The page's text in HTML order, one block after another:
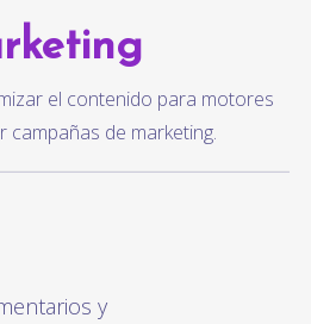
el contenido para motores
campañas de marketing.